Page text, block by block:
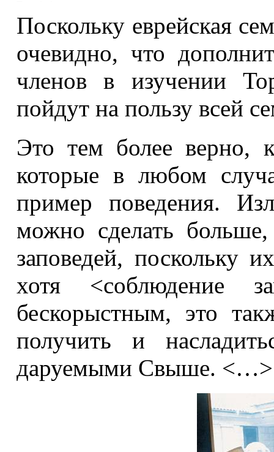
Поскольку еврейская
очевидно, что
членов в изучении
пойдут на пользу всей
Это тем более верно,
которые в любом
пример поведения.
можно сделать
заповедей,
хотя <соблюдение
бескорыстным, это
получить и
даруемыми Свыше. <…>